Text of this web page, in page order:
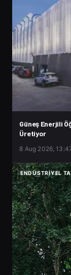
Güneş Enerjili
Üretiyor
8 Aug 2026,
ENDÜSTRIYEL